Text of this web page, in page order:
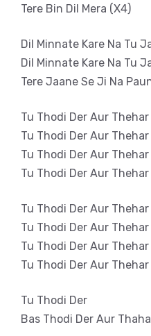
Tere Bin Dil Mera (X4)
Dil Minnate Kare Na Tu
Dil Minnate Kare Na Tu
Tere Jaane Se Ji Na
Tu Thodi Der Aur
Tu Thodi Der Aur
Tu Thodi Der Aur
Tu Thodi Der Aur
Tu Thodi Der Aur
Tu Thodi Der Aur
Tu Thodi Der Aur
Tu Thodi Der Aur
Tu Thodi Der
Bas Thodi Der Aur